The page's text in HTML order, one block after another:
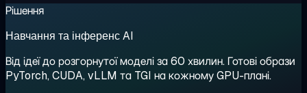
Рішення
Навчання та інференс AI
Від ідеї до розгорнутої моделі за 60 хвилин. Готові образи
PyTorch, CUDA, vLLM та TGI на кожному GPU-плані.